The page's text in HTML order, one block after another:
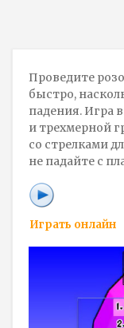
Проведите
быстро,
падения. Игра
и трехмерной
со стрелками
не падайте с
Играть онлайн